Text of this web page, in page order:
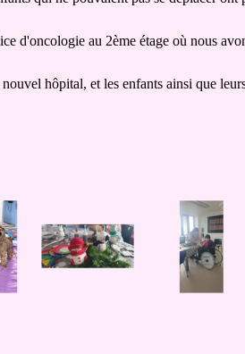
d'oncologie au 2ème étage où nous
hôpital, et les enfants ainsi que